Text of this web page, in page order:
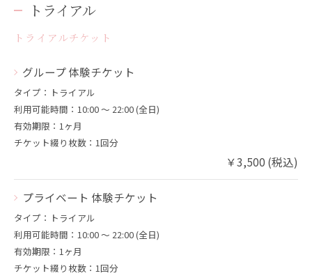
トライアル
トライアルチケット
グループ 体験チケット
タイプ：トライアル
利用可能時間：10:00 〜 22:00 (全日)
有効期限：1ヶ月
チケット綴り枚数：1回分
￥3,500 (税込)
プライベート 体験チケット
タイプ：トライアル
利用可能時間：10:00 〜 22:00 (全日)
有効期限：1ヶ月
チケット綴り枚数：1回分